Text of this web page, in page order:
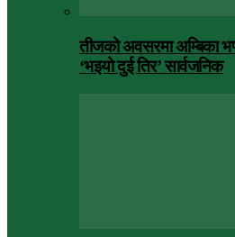
तीजको अवसरमा अम्बिका
‘भइयो दुई तिर’ सार्वजनिक